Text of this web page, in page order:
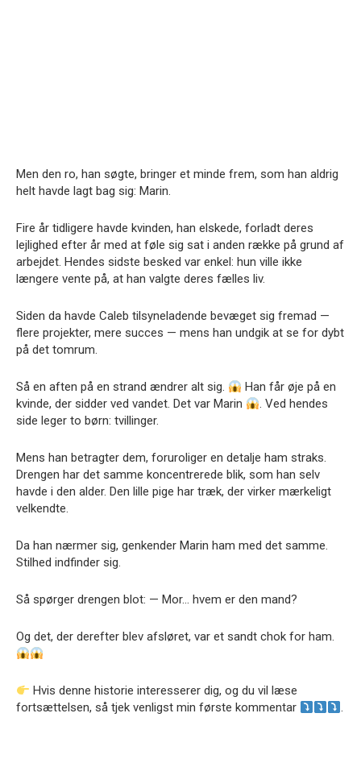
Men den ro, han søgte, bringer et minde frem, som han aldrig
helt havde lagt bag sig: Marin.
Fire år tidligere havde kvinden, han elskede, forladt deres
lejlighed efter år med at føle sig sat i anden række på grund af
arbejdet. Hendes sidste besked var enkel: hun ville ikke
længere vente på, at han valgte deres fælles liv.
Siden da havde Caleb tilsyneladende bevæget sig fremad —
flere projekter, mere succes — mens han undgik at se for dybt
på det tomrum.
Så en aften på en strand ændrer alt sig.
Han får øje på en
kvinde, der sidder ved vandet. Det var Marin
. Ved hendes
side leger to børn: tvillinger.
Mens han betragter dem, foruroliger en detalje ham straks.
Drengen har det samme koncentrerede blik, som han selv
havde i den alder. Den lille pige har træk, der virker mærkeligt
velkendte.
Da han nærmer sig, genkender Marin ham med det samme.
Stilhed indfinder sig.
Så spørger drengen blot: — Mor… hvem er den mand?
Og det, der derefter blev afsløret, var et sandt chok for ham.
Hvis denne historie interesserer dig, og du vil læse
fortsættelsen, så tjek venligst min første kommentar
.